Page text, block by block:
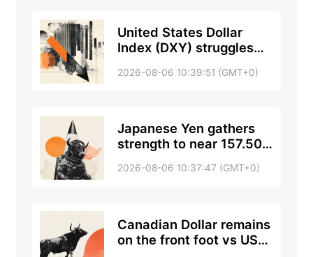
United States Dollar
Index (DXY) struggles
close to multi-week low
2026-08-06 10:39:51 (GMT+0)
Japanese Yen gathers
strength to near 157.50
intervention
2026-08-06 10:37:47 (GMT+0)
Canadian Dollar remains
on the front foot vs USD